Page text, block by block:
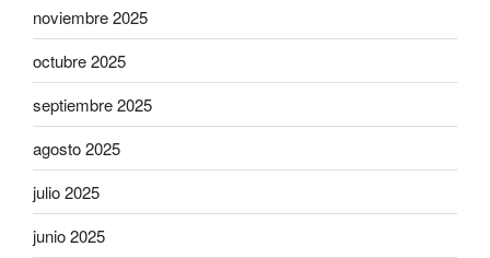
noviembre 2025
octubre 2025
septiembre 2025
agosto 2025
julio 2025
junio 2025